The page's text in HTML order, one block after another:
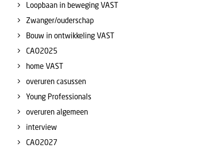
Loopbaan in beweging VAST
Zwanger/ouderschap
Bouw in ontwikkeling VAST
CAO2025
home VAST
overuren casussen
Young Professionals
overuren algemeen
interview
CAO2027